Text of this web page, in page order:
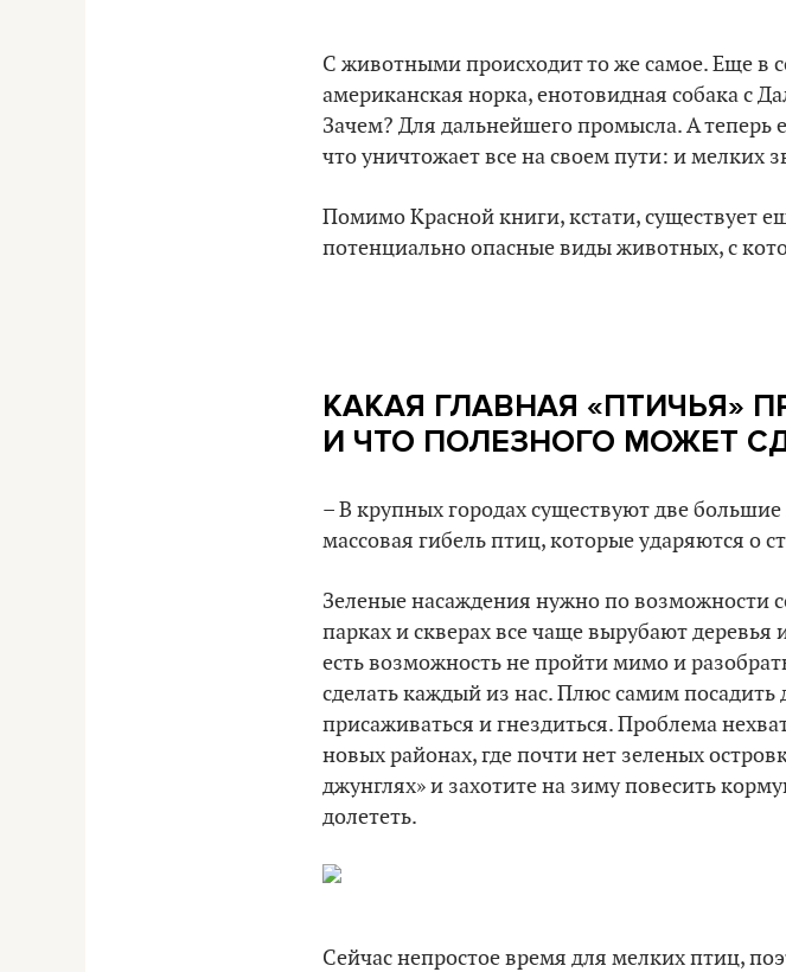
С животными происходит то же самое. Еще в
американская норка, енотовидная собака с
Зачем? Для дальнейшего промысла. А
что уничтожает все на своем пути: и мелких
Помимо Красной книги, кстати, существует
потенциально опасные виды животных, с
КАКАЯ ГЛАВНАЯ «ПТИЧЬЯ»
И ЧТО ПОЛЕЗНОГО МОЖЕТ
– В крупных городах существуют две
массовая гибель птиц, которые ударяются о
Зеленые насаждения нужно по возможности
парках и скверах все чаще вырубают деревья
есть возможность не пройти мимо и
сделать каждый из нас. Плюс самим посадить
присаживаться и гнездиться. Проблема
новых районах, где почти нет зеленых
джунглях» и захотите на зиму повесить
долететь.
Сейчас непростое время для мелких птиц,